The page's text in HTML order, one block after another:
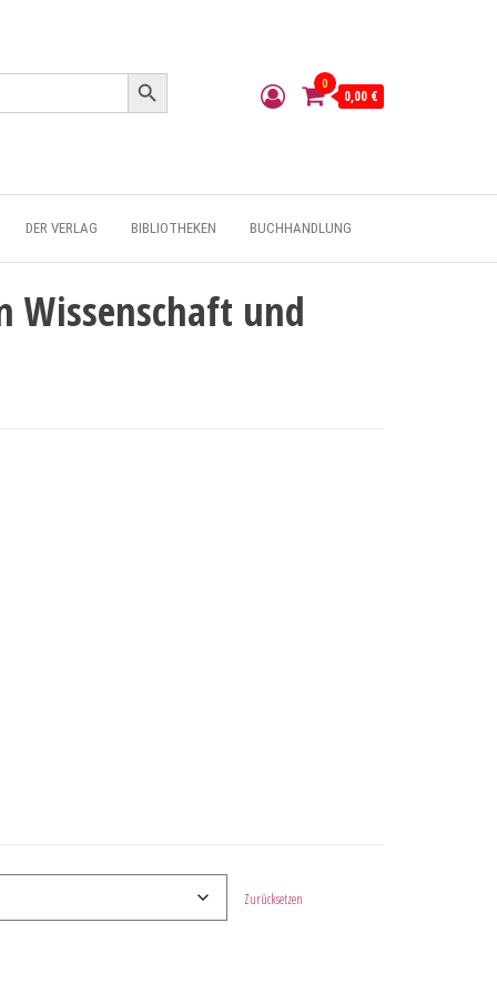
Search Button
0
0,00 €
DER VERLAG BIBLIOTHEKEN BUCHHANDLUNG
Wissenschaft und
Zurücksetzen